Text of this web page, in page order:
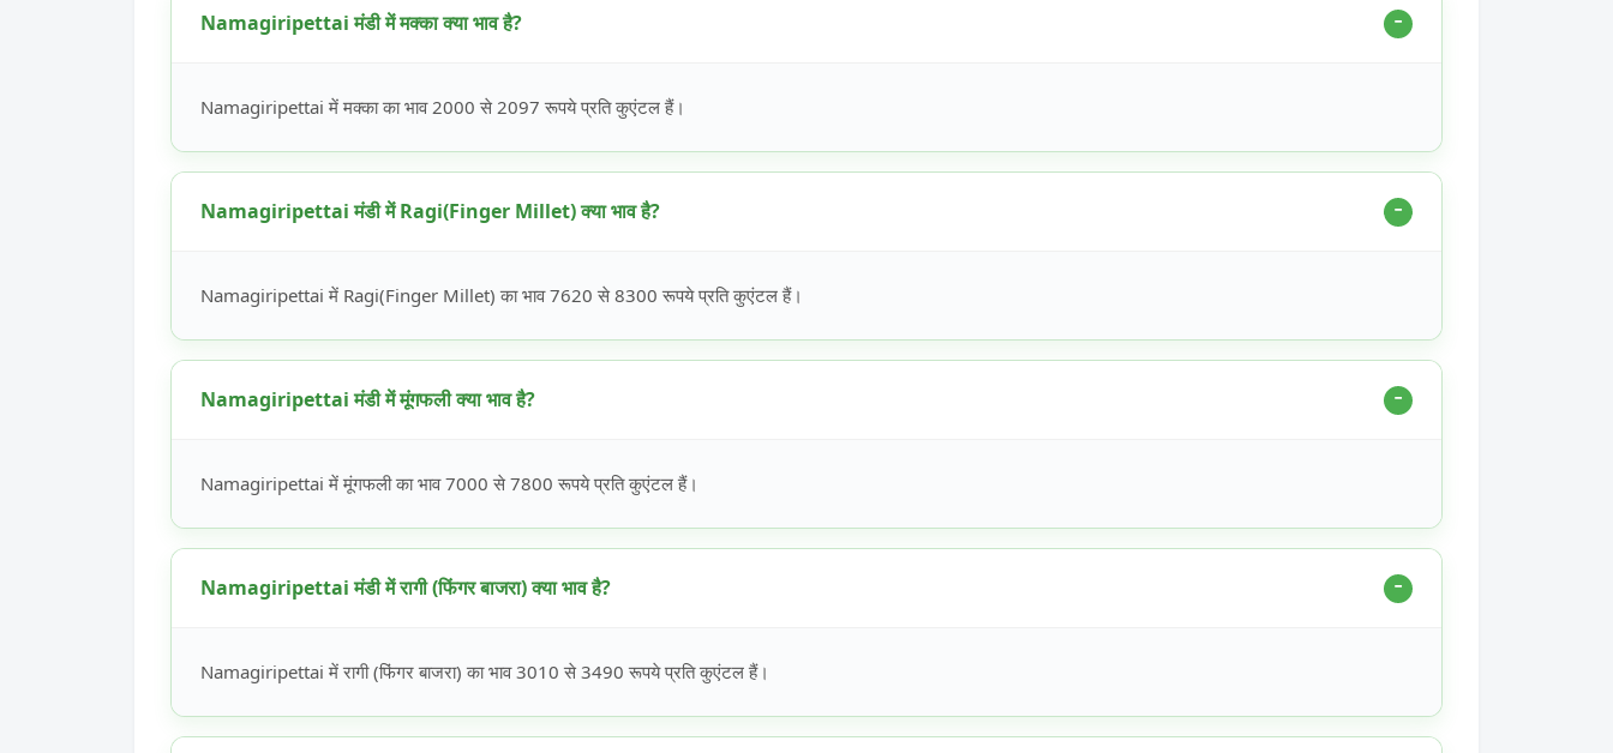
Namagiripettai मंडी में मक्का क्या भाव है?
Namagiripettai में मक्का का भाव 2000 से 2097 रूपये प्रति कुएंटल हैं।
Namagiripettai मंडी में Ragi(Finger Millet) क्या भाव है?
Namagiripettai में Ragi(Finger Millet) का भाव 7620 से 8300 रूपये प्रति कुएंटल हैं।
Namagiripettai मंडी में मूंगफली क्या भाव है?
Namagiripettai में मूंगफली का भाव 7000 से 7800 रूपये प्रति कुएंटल हैं।
Namagiripettai मंडी में रागी (फिंगर बाजरा) क्या भाव है?
Namagiripettai में रागी (फिंगर बाजरा) का भाव 3010 से 3490 रूपये प्रति कुएंटल हैं।